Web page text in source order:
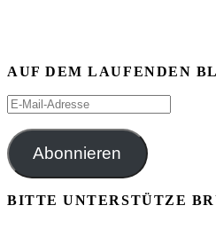
AUF DEM LAUFENDEN
E-
Adresse
Abonnieren
BITTE UNTERSTÜTZE